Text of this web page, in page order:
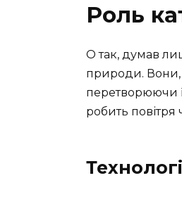
Роль
О так, думав
природи. Вони,
перетворюючи
робить